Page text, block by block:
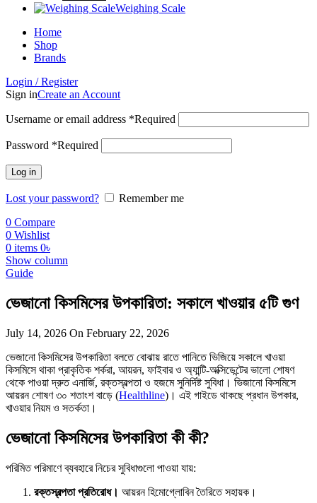
Weighing Scale
Home
Shop
Brands
Login / Register
Sign inCreate an Account
Username or email address *Required
Password *Required
Log in
Lost your password?
Remember me
0 Compare
0 Wishlist
0 items 0৳
Show column
Guide
ভেজানো কিসমিসের উপকারিতা: সকালে খাওয়ার ৫টি গুণ
July 14, 2026 On February 22, 2026
ভেজানো কিসমিসের উপকারিতা বলতে বোঝায় রাতে পানিতে ভিজিয়ে সকালে খাওয়া
কিসমিসে থাকা প্রাকৃতিক শর্করা, আয়রন, ফাইবার ও অ্যান্টি-অক্সিডেন্টের ভালো শোষণ
থেকে পাওয়া দ্রুত এনার্জি, রক্তস্বল্পতা ও হজমে সুনির্দিষ্ট সুবিধা। ভিজানো কিসমিসে
আয়রন শোষণ ৩০ শতাংশ বাড়ে (Healthline)। এই গাইডে থাকছে প্রধান উপকার,
খাওয়ার নিয়ম ও সতর্কতা।
ভেজানো কিসমিসের উপকারিতা কী কী?
পরিমিত পরিমাণে ব্যবহারে নিচের সুবিধাগুলো পাওয়া যায়:
রক্তস্বল্পতা প্রতিরোধ। আয়রন হিমোগ্লোবিন তৈরিতে সহায়ক।